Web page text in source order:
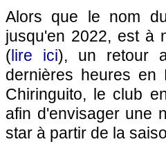
Alors que le nom
jusqu'en 2022, est à
(lire ici), un retour
dernières heures en
Chiringuito, le club
afin d'envisager une
star à partir de la